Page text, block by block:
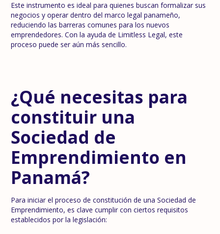
Este instrumento es ideal para quienes buscan formalizar sus
negocios y operar dentro del marco legal panameño,
reduciendo las barreras comunes para los nuevos
emprendedores. Con la ayuda de Limitless Legal, este
proceso puede ser aún más sencillo.
¿Qué necesitas para
constituir una
Sociedad de
Emprendimiento en
Panamá?
Para iniciar el proceso de constitución de una Sociedad de
Emprendimiento, es clave cumplir con ciertos requisitos
establecidos por la legislación: